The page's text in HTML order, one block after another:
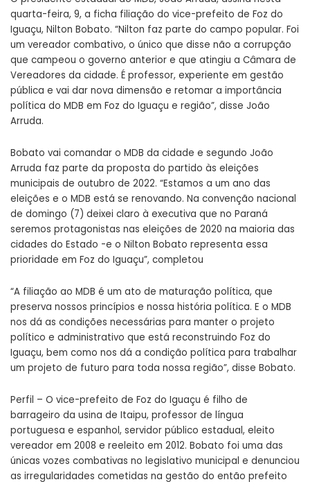
quarta-feira, 9, a ficha filiação do vice-prefeito de Foz do
Iguaçu, Nilton Bobato. “Nilton faz parte do campo popular. Foi
um vereador combativo, o único que disse não a corrupção
que campeou o governo anterior e que atingiu a Câmara de
Vereadores da cidade. É professor, experiente em gestão
pública e vai dar nova dimensão e retomar a importância
política do MDB em Foz do Iguaçu e região”, disse João
Arruda.
Bobato vai comandar o MDB da cidade e segundo João
Arruda faz parte da proposta do partido às eleições
municipais de outubro de 2022. “Estamos a um ano das
eleições e o MDB está se renovando. Na convenção nacional
de domingo (7) deixei claro à executiva que no Paraná
seremos protagonistas nas eleições de 2020 na maioria das
cidades do Estado -e o Nilton Bobato representa essa
prioridade em Foz do Iguaçu”, completou
“A filiação ao MDB é um ato de maturação política, que
preserva nossos princípios e nossa história política. E o MDB
nos dá as condições necessárias para manter o projeto
político e administrativo que está reconstruindo Foz do
Iguaçu, bem como nos dá a condição política para trabalhar
um projeto de futuro para toda nossa região”, disse Bobato.
Perfil – O vice-prefeito de Foz do Iguaçu é filho de
barrageiro da usina de Itaipu, professor de língua
portuguesa e espanhol, servidor público estadual, eleito
vereador em 2008 e reeleito em 2012. Bobato foi uma das
únicas vozes combativas no legislativo municipal e denunciou
as irregularidades cometidas na gestão do então prefeito